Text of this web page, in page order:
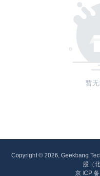
暂
Copyright © 2026, Geekbang
股（
京 ICP